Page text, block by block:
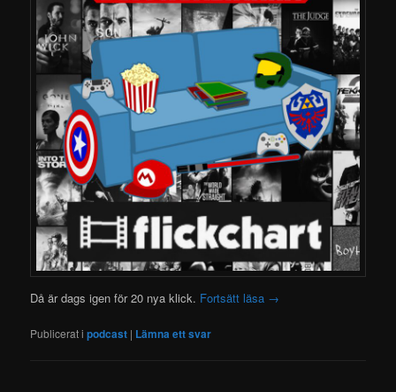
Då är dags igen för 20 nya klick. Fortsätt läsa →
Publicerat i podcast | Lämna ett svar